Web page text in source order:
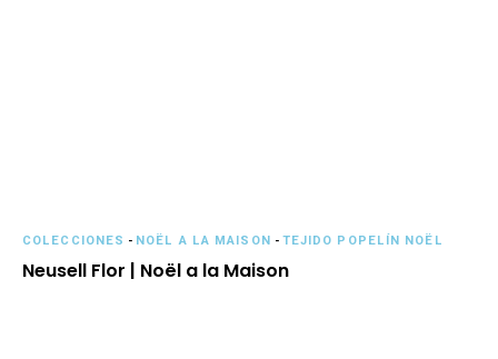
COLECCIONES - NOËL A LA MAISON -TEJIDO POPELÍN NOËL
Neusell Flor | Noël a la Maison